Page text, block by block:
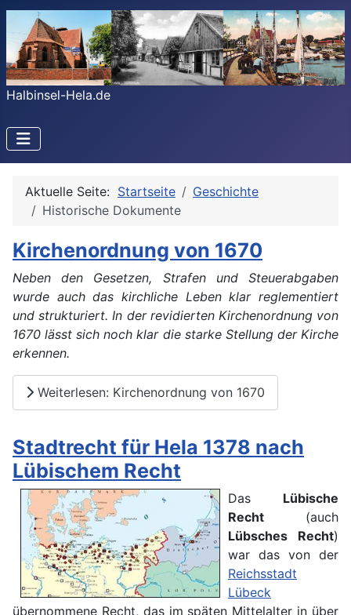
Halbinsel-Hela.de
Aktuelle Seite: Startseite
Geschichte
Historische Dokumente
Kirchenordnung von 1670
Neben den Gesetzen, Strafen und Steuerabgaben
wurde auch das kirchliche Leben klar reglementiert
und strukturiert. In der revidierten Kirchenordnung von
1670 lässt sich noch klar die starke Stellung der Kirche
erkennen.
Weiterlesen: Kirchenordnung von 1670
Stadtrecht für Hela 1378 nach
Lübischem Recht
Das Lübische
Recht (auch
Lübsches Recht)
war das von der
Reichsstadt
Lübeck
übernommene Recht, das im späten Mittelalter in über